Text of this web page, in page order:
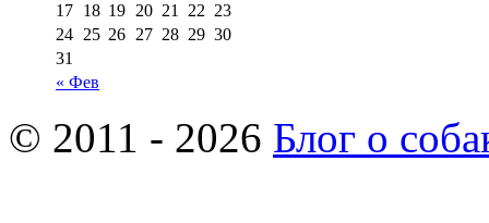
« Фев
17 18 19 20 21 22 23
24 25 26 27 28 29 30
31
© 2011 - 2026 Блог о